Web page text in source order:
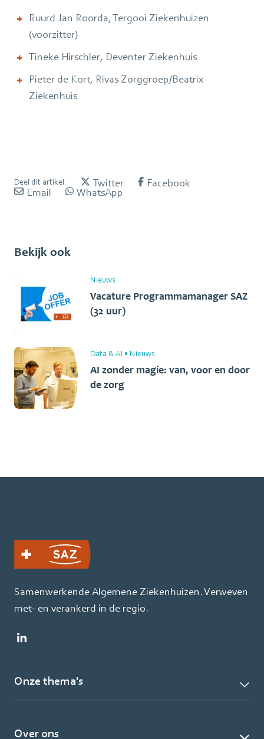
Ruurd Jan Roorda, Tergooi Ziekenhuizen
(voorzitter)
Tineke Hirschler, Deventer Ziekenhuis
Pieter de Kort, Rivas Zorggroep/Beatrix
Ziekenhuis
Deel dit artikel: Twitter Facebook
Email WhatsApp
Bekijk ook
Nieuws
Vacature Programmamanager SAZ
(32 uur)
Data & AI • Nieuws
AI zonder magie: van, voor en door
de zorg
Samenwerkende Algemene Ziekenhuizen. Verweven
met- en verankerd in de regio.
Onze thema's
Over ons